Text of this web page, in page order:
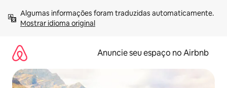
para
Mostrar idioma original
Anuncie seu espaço no Airbnb